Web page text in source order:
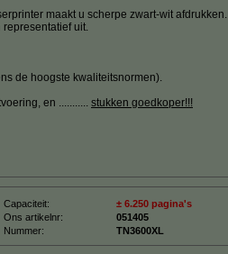
maakt u scherpe zwart-wit afdrukken.
uit.
de hoogste kwaliteitsnormen).
en ........... stukken goedkoper!!!
Capaciteit:
± 6.250 pagina's
Ons artikelnr:
051405
Nummer: TN3600XL